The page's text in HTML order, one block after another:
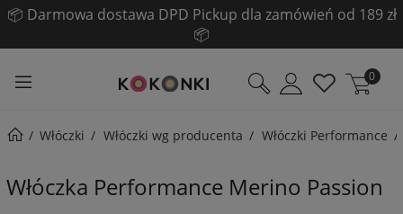
☀️ Pogłębiamy LETNIĄ WYPRZEDAŻ! ☀️ Sprawdź!
0
Włóczki Włóczki wg producenta Włóczki Performance
Włóczka Performance Merino Passion